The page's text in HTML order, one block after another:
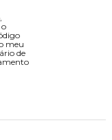
meu
de